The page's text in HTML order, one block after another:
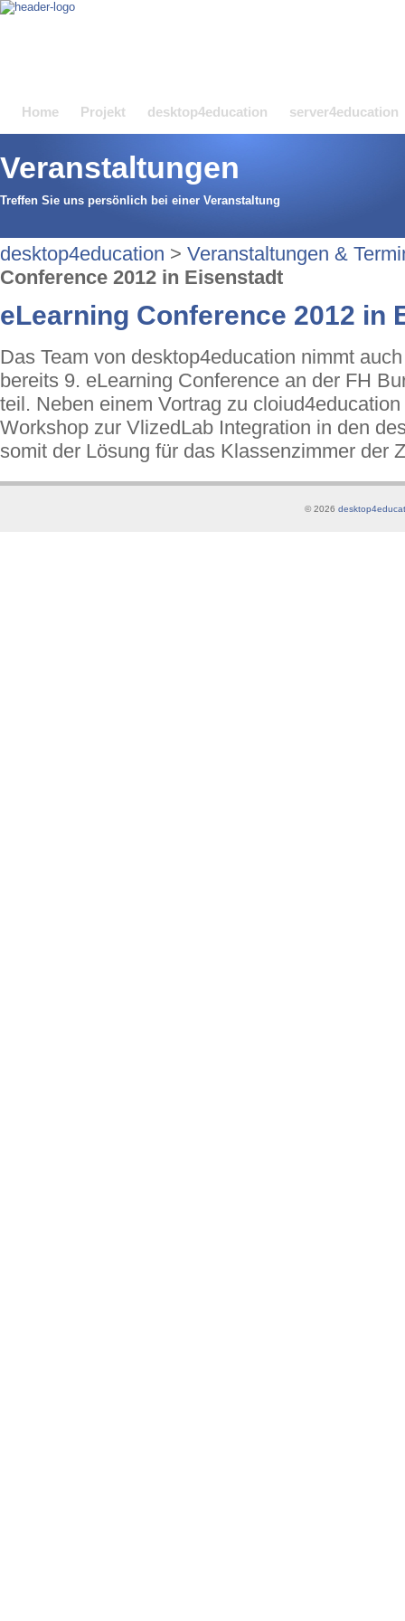
Home Projekt desktop4education server4education
Veranstaltungen
Treffen Sie uns persönlich bei einer Veranstaltung
desktop4education > Veranstaltungen &
Conference 2012 in Eisenstadt
eLearning Conference 2012 in
Das Team von desktop4education nimmt
bereits 9. eLearning Conference an der FH
teil. Neben einem Vortrag zu
Workshop zur VlizedLab Integration in den
somit der Lösung für das Klassenzimmer der
© 2026